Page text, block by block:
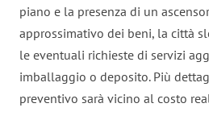
piano e la presenza di un
approssimativo dei beni, la città
le eventuali richieste di servizi
imballaggio o deposito. Più
preventivo sarà vicino al costo